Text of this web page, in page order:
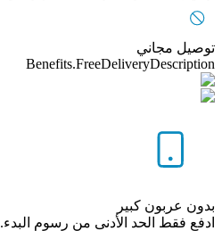
توصيل مجاني
Benefits.FreeDeliveryDescription
بدون عربون كبير
ادفع فقط الحد الأدنى من رسوم البدء.